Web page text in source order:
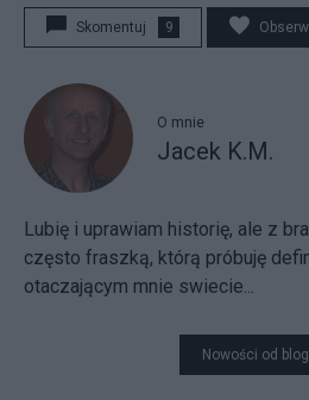
Skomentuj 9
O mnie
Jacek K.M.
Lubię i uprawiam historię, ale z
często fraszką, którą próbuję
otaczającym mnie swiecie...
Nowości od